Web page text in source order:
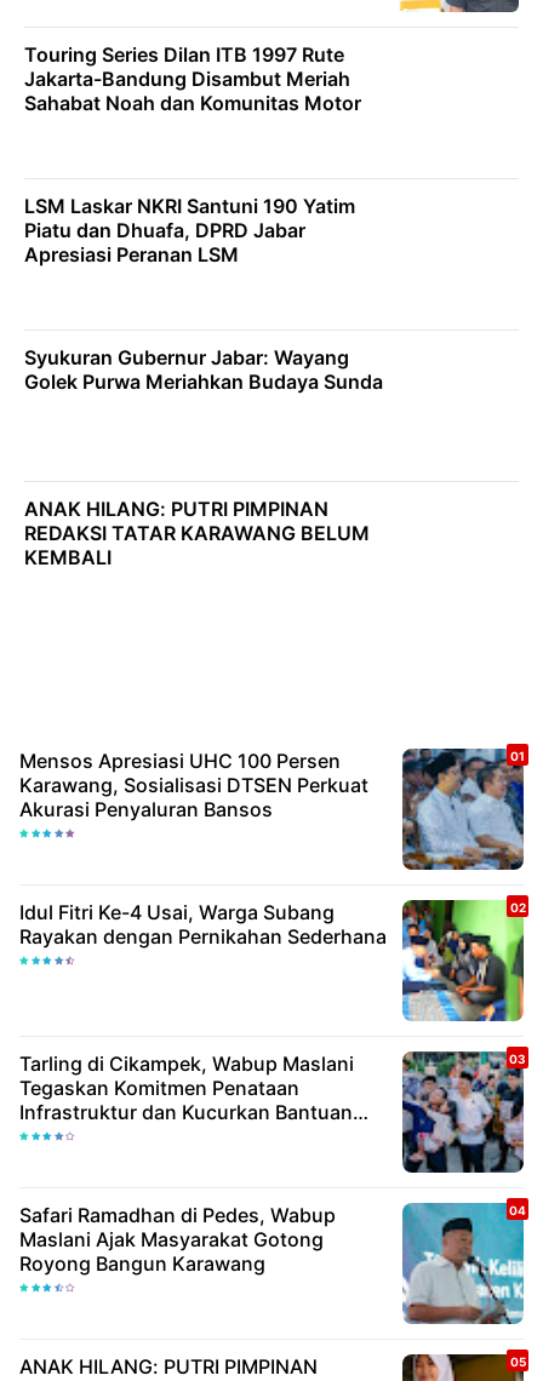
Touring Series Dilan ITB 1997 Rute
Jakarta-Bandung Disambut Meriah
Sahabat Noah dan Komunitas Motor
LSM Laskar NKRI Santuni 190 Yatim
Piatu dan Dhuafa, DPRD Jabar
Apresiasi Peranan LSM
Syukuran Gubernur Jabar: Wayang
Golek Purwa Meriahkan Budaya Sunda
ANAK HILANG: PUTRI PIMPINAN
REDAKSI TATAR KARAWANG BELUM
KEMBALI
Mensos Apresiasi UHC 100 Persen
Karawang, Sosialisasi DTSEN Perkuat
Akurasi Penyaluran Bansos
Idul Fitri Ke-4 Usai, Warga Subang
Rayakan dengan Pernikahan Sederhana
Tarling di Cikampek, Wabup Maslani
Tegaskan Komitmen Penataan
Infrastruktur dan Kucurkan Bantuan
Rp25,6 Miliar
Safari Ramadhan di Pedes, Wabup
Maslani Ajak Masyarakat Gotong
Royong Bangun Karawang
ANAK HILANG: PUTRI PIMPINAN